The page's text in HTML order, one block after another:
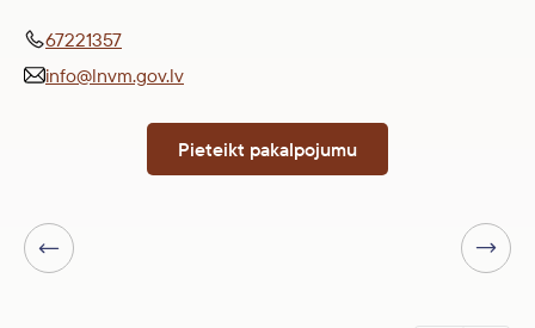
67221357
info@lnvm.gov.lv
Pieteikt pakalpojumu
Iepriekšējā lapa
Nākamā lapa